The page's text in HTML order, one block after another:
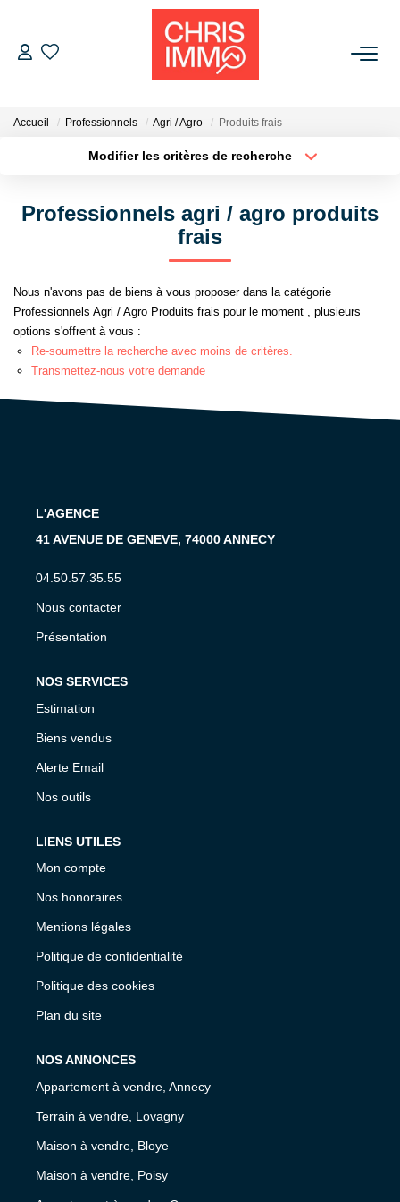
L'AGENCE
Présentation De L'agence
L'équipe
Accueil Professionnels Agri / Agro Produits frais
Modifier les critères de recherche
Budget max
Professionnels agri / agro produits
frais
Nous n'avons pas de biens à vous proposer dans la catégorie
Professionnels Agri / Agro Produits frais pour le moment , plusieurs
options s'offrent à vous :
Re-soumettre la recherche avec moins de critères.
Transmettez-nous votre demande
L'AGENCE
41 AVENUE DE GENEVE, 74000 ANNECY
04.50.57.35.55
Nous contacter
Présentation
NOS SERVICES
Estimation
Biens vendus
Alerte Email
Nos outils
LIENS UTILES
Mon compte
Nos honoraires
Mentions légales
Politique de confidentialité
Politique des cookies
Plan du site
NOS ANNONCES
Appartement à vendre, Annecy
Terrain à vendre, Lovagny
Maison à vendre, Bloye
Maison à vendre, Poisy